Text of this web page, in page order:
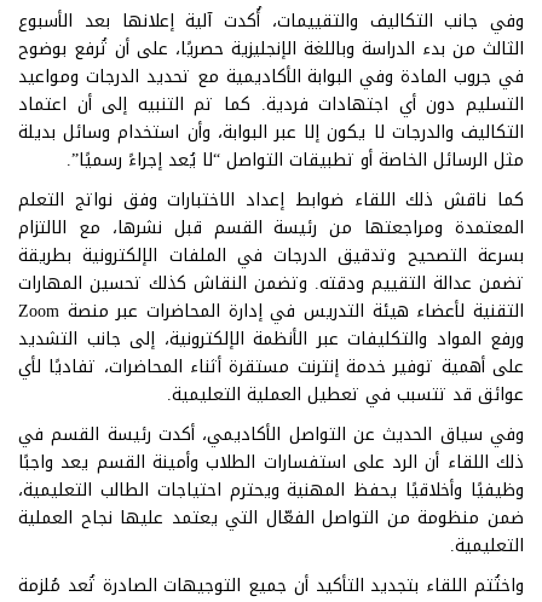
وفي جانب التكاليف والتقييمات، أُكدت آلية إعلانها بعد الأسبوع
الثالث من بدء الدراسة وباللغة الإنجليزية حصريًا، على أن تُرفع بوضوح
في جروب المادة وفي البوابة الأكاديمية مع تحديد الدرجات ومواعيد
التسليم دون أي اجتهادات فردية. كما تم التنبيه إلى أن اعتماد
التكاليف والدرجات لا يكون إلا عبر البوابة، وأن استخدام وسائل بديلة
مثل الرسائل الخاصة أو تطبيقات التواصل “لا يُعد إجراءً رسميًا”.
كما ناقش ذلك اللقاء ضوابط إعداد الاختبارات وفق نواتج التعلم
المعتمدة ومراجعتها من رئيسة القسم قبل نشرها، مع الالتزام
بسرعة التصحيح وتدقيق الدرجات في الملفات الإلكترونية بطريقة
تضمن عدالة التقييم ودقته. وتضمن النقاش كذلك تحسين المهارات
التقنية لأعضاء هيئة التدريس في إدارة المحاضرات عبر منصة Zoom
ورفع المواد والتكليفات عبر الأنظمة الإلكترونية، إلى جانب التشديد
على أهمية توفير خدمة إنترنت مستقرة أثناء المحاضرات، تفاديًا لأي
عوائق قد تتسبب في تعطيل العملية التعليمية.
وفي سياق الحديث عن التواصل الأكاديمي، أكدت رئيسة القسم في
ذلك اللقاء أن الرد على استفسارات الطلاب وأمينة القسم يعد واجبًا
وظيفيًا وأخلاقيًا يحفظ المهنية ويحترم احتياجات الطالب التعليمية،
ضمن منظومة من التواصل الفعّال التي يعتمد عليها نجاح العملية
التعليمية.
واختُتم اللقاء بتجديد التأكيد أن جميع التوجيهات الصادرة تُعد مُلزمة